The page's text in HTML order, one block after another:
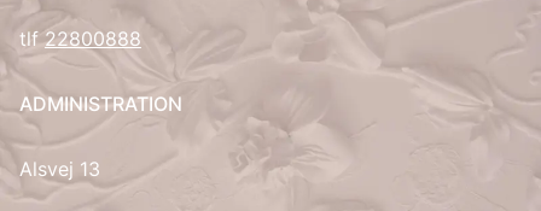
ES
UK
tlf22800888
ADMINISTRATION
Alsvej 13